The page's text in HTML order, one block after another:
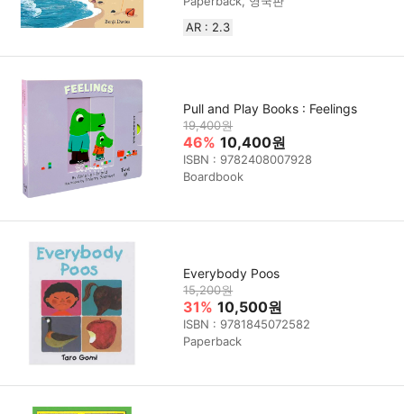
AR : 2.3
Pull and Play Books : Feelings
19,400원
46% 10,400원
ISBN : 9782408007928
Boardbook
Everybody Poos
15,200원
31% 10,500원
ISBN : 9781845072582
Paperback